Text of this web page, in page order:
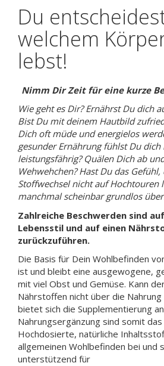
Du
welchem
lebst!
Nimm Dir Zeit für eine kurze
Wie geht es Dir? Ernährst Du dich
Bist Du mit deinem Hautbild
Dich oft müde und energielos
gesunder Ernährung fühlst Du
leistungsfährig? Quälen Dich ab
Wehwehchen? Hast Du das Gefühl,
Stoffwechsel nicht auf Hochtouren
manchmal scheinbar grundlos
Zahlreiche Beschwerden sind
Lebensstil und auf einen
zurückzuführen.
Die Basis für Dein Wohlbefinden
ist und bleibt eine ausgewogene,
mit viel Obst und Gemüse. Kann
Nährstoffen nicht über die
bietet sich die Supplementierung
Nahrungsergänzung sind somit das
Hochdosierte, natürliche
allgemeinen Wohlbefinden bei und
unterstützend für